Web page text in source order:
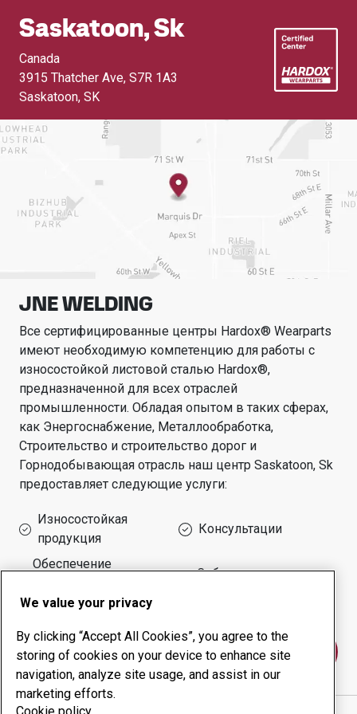
Saskatoon, Sk
Canada
3915 Thatcher Ave, S7R 1A3
Saskatoon, SK
JNE WELDING
Все сертифицированные центры Hardox® Wearparts
имеют необходимую компетенцию для работы с
износостойкой листовой сталью Hardox®,
предназначенной для всех отраслей
промышленности. Обладая опытом в таких сферах,
как Энергоснабжение, Металлообработка,
Строительство и строительство дорог и
Горнодобывающая отрасль наш центр Saskatoon, Sk
предоставляет следующие услуги:
Износостойкая
продукция
Консультации
Обеспечение
оборудования
Собственное
Свяжитесь с нами
We value your privacy
By clicking “Accept All Cookies”, you agree to the
storing of cookies on your device to enhance site
navigation, analyze site usage, and assist in our
marketing efforts.